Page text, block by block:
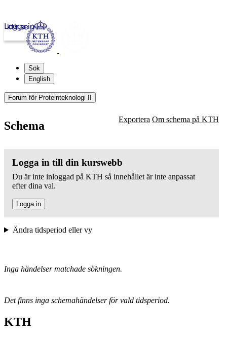
kth.se
Logga in
Sök
English
Forum för Proteinteknologi II
Schema Exportera Om schema på KTH
Logga in till din kurswebb
Du är inte inloggad på KTH så innehållet är inte anpassat
efter dina val.
Logga in
Ändra tidsperiod eller vy
Inga händelser matchade sökningen.
Det finns inga schemahändelser för vald tidsperiod.
KTH